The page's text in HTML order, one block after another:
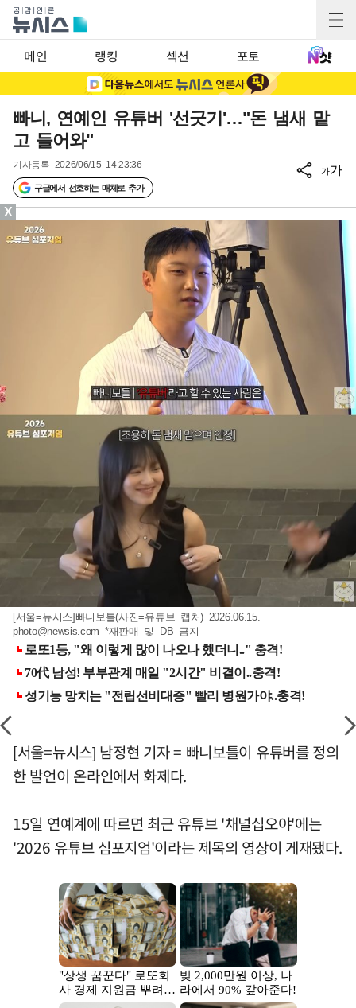
메인 랭킹 섹션 포토
빠니, 연예인 유튜버 '선긋기'…"돈 냄새 맡
고 들어와"
기사등록 2026/06/15 14:23:36
구글에서 선호하는 매체로 추가
가가
[서울=뉴시스]빠니보틀(사진=유튜브 캡처) 2026.06.15.
photo@newsis.com *재판매 및 DB 금지
[서울=뉴시스] 남정현 기자 = 빠니보틀이 유튜버를 정의
한 발언이 온라인에서 화제다.
15일 연예계에 따르면 최근 유튜브 '채널십오야'에는
'2026 유튜브 심포지엄'이라는 제목의 영상이 게재됐다.
X